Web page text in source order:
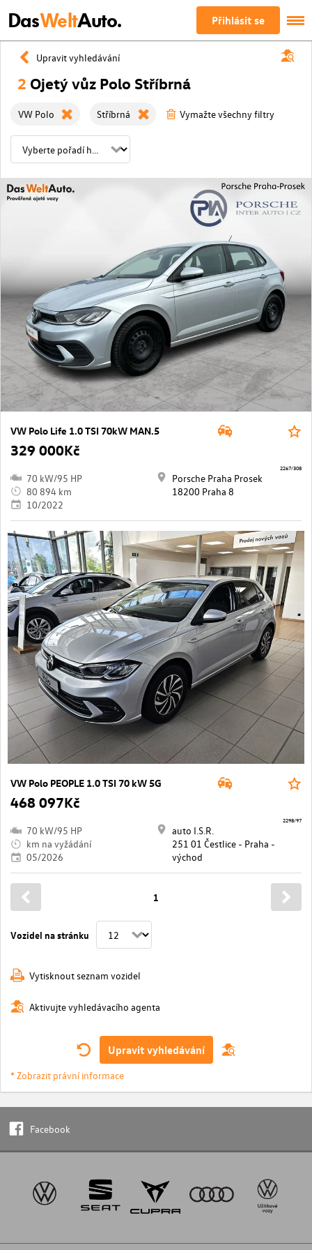
DasWeltAuto. Přihlásit se
Upravit vyhledávání
2 Ojetý vůz Polo Stříbrná
VW Polo Stříbrná Vymažte všechny filtry
VW Polo Life 1.0 TSI 70kW MAN.5
329 000Kč
70 kW/95 HP
80 894 km
10/2022
Porsche Praha Prosek
18200 Praha 8
2267/308
VW Polo PEOPLE 1.0 TSI 70 kW 5G
468 097Kč
70 kW/95 HP
km na vyžádání
05/2026
auto I.S.R.
251 01 Čestlice - Praha -
východ
2298/97
Vozidel na stránku
1
Vytisknout seznam vozidel
Aktivujte vyhledávacího agenta
Upravit vyhledávání
* Zobrazit právní informace
Facebook